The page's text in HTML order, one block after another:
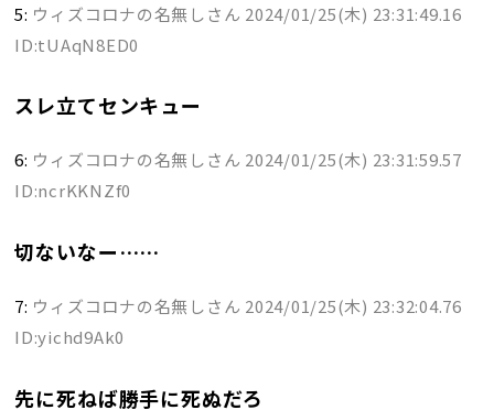
5: ウィズコロナの名無しさん 2024/01/25(木) 23:31:49.16
ID:tUAqN8ED0
スレ立てセンキュー
6: ウィズコロナの名無しさん 2024/01/25(木) 23:31:59.57
ID:ncrKKNZf0
切ないなー……
7: ウィズコロナの名無しさん 2024/01/25(木) 23:32:04.76
ID:yichd9Ak0
先に死ねば勝手に死ぬだろ